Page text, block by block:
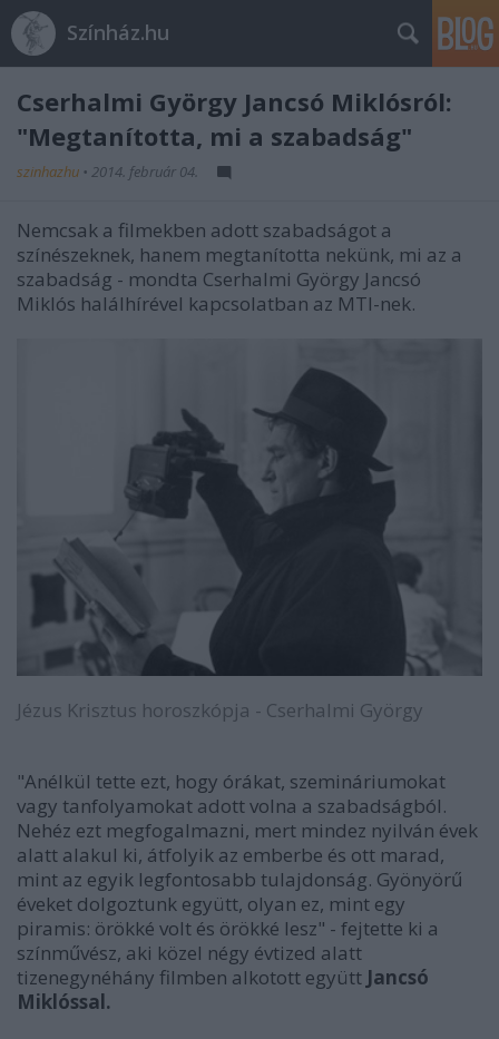
Színház.hu
Cserhalmi György Jancsó Miklósról:
"Megtanította, mi a szabadság"
szinhazhu • 2014. február 04.
Nemcsak a filmekben adott szabadságot a
színészeknek, hanem megtanította nekünk, mi az a
szabadság - mondta Cserhalmi György Jancsó
Miklós halálhírével kapcsolatban az MTI-nek.
Jézus Krisztus horoszkópja - Cserhalmi György
"Anélkül tette ezt, hogy órákat, szemináriumokat
vagy tanfolyamokat adott volna a szabadságból.
Nehéz ezt megfogalmazni, mert mindez nyilván évek
alatt alakul ki, átfolyik az emberbe és ott marad,
mint az egyik legfontosabb tulajdonság. Gyönyörű
éveket dolgoztunk együtt, olyan ez, mint egy
piramis: örökké volt és örökké lesz" - fejtette ki a
színművész, aki közel négy évtized alatt
tizenegynéhány filmben alkotott együtt Jancsó
Miklóssal.